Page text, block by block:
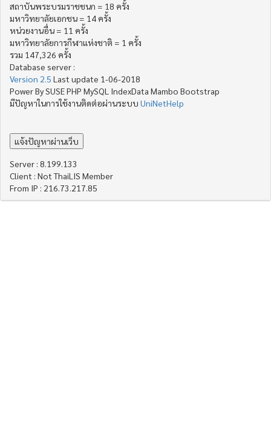
สถาบันพระบรมราชชนก = 18 ครั้ง
มหาวิทยาลัยเอกชน = 14 ครั้ง
หน่วยงานอื่น = 11 ครั้ง
มหาวิทยาลัยการกีฬาแห่งชาติ = 1 ครั้ง
รวม 147,326 ครั้ง
Database server :
Version 2.5 Last update 1-06-2018
Power By SUSE PHP MySQL IndexData Mambo Bootstrap
มีปัญหาในการใช้งานติดต่อผ่านระบบ UniNetHelp
Server : 8.199.133
Client : Not ThaiLIS Member
From IP : 216.73.217.85